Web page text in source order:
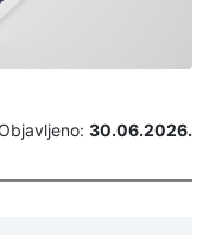
30.06.2026.